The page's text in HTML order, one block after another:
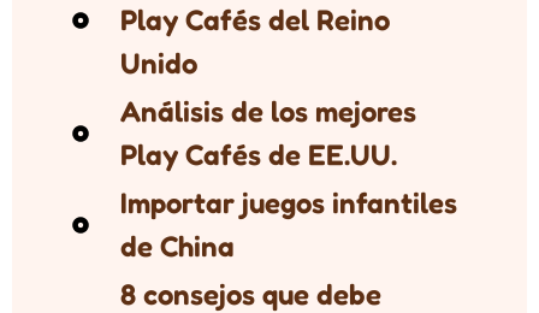
Play Cafés del Reino
Unido
Análisis de los mejores
Play Cafés de EE.UU.
Importar juegos infantiles
de China
8 consejos que debe